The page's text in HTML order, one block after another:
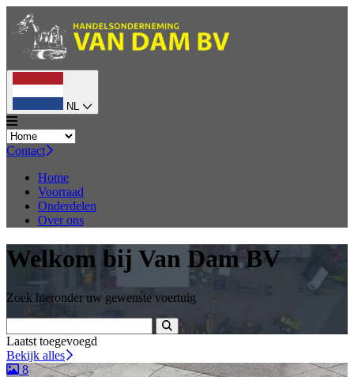
NL
Contact
Home
Voorraad
Onderdelen
Over ons
Welkom bij Van Dam BV
Zoek hieronder uw gewenste voertuig
Laatst toegevoegd
Bekijk alles
8